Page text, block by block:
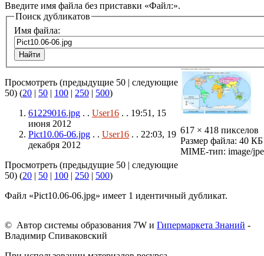
Введите имя файла без приставки «Файл:».
Поиск дубликатов
Имя файла:
617 × 418 пикселов
Размер файла: 40 КБ
MIME-тип: image/
Просмотреть (предыдущие 50 | следующие
50) (20 | 50 | 100 | 250 | 500)
61229016.jpg . . User16 . . 19:51, 15
июня 2012
Pict10.06-06.jpg . . User16 . . 22:03, 19
декабря 2012
Просмотреть (предыдущие 50 | следующие
50) (20 | 50 | 100 | 250 | 500)
Файл «Pict10.06-06.jpg» имеет 1 идентичный дубликат.
© Автор системы образования 7W и Гипермаркета Знаний -
Владимир Спиваковский